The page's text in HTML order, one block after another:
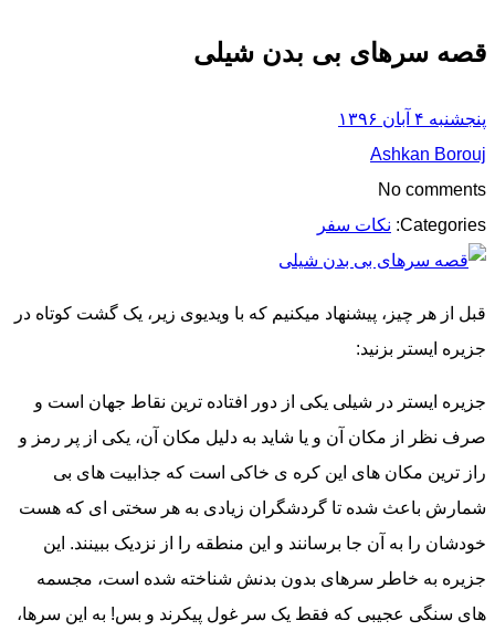
قصه سرهای بی بدن شیلی
پنجشنبه ۴ آبان ۱۳۹۶
Ashkan Borouj
No comments
Categories: نکات سفر
قبل از هر چیز، پیشنهاد میکنیم که با ویدیوی زیر، یک گشت کوتاه در
جزیره ایستر بزنید:
جزیره ایستر در شیلی یکی از دور افتاده ترین نقاط جهان است و
صرف نظر از مکان آن و یا شاید به دلیل مکان آن، یکی از پر رمز و
راز ترین مکان های این کره ی خاکی است که جذابیت های بی
شمارش باعث شده تا گردشگران زیادی به هر سختی ای که هست
خودشان را به آن جا برسانند و این منطقه را از نزدیک ببینند. این
جزیره به خاطر سرهای بدون بدنش شناخته شده است، مجسمه
های سنگی عجیبی که فقط یک سر غول پیکرند و بس! به این سرها،